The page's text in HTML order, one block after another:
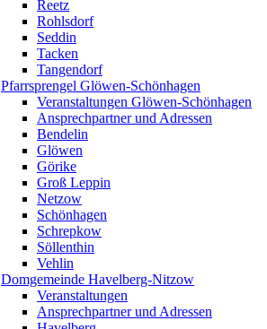
Reetz
Rohlsdorf
Seddin
Tacken
Tangendorf
Pfarrsprengel Glöwen-Schönhagen
Veranstaltungen Glöwen-Schönhagen
Ansprechpartner und Adressen
Bendelin
Glöwen
Görike
Groß Leppin
Netzow
Schönhagen
Schrepkow
Söllenthin
Vehlin
Domgemeinde Havelberg-Nitzow
Veranstaltungen
Ansprechpartner und Adressen